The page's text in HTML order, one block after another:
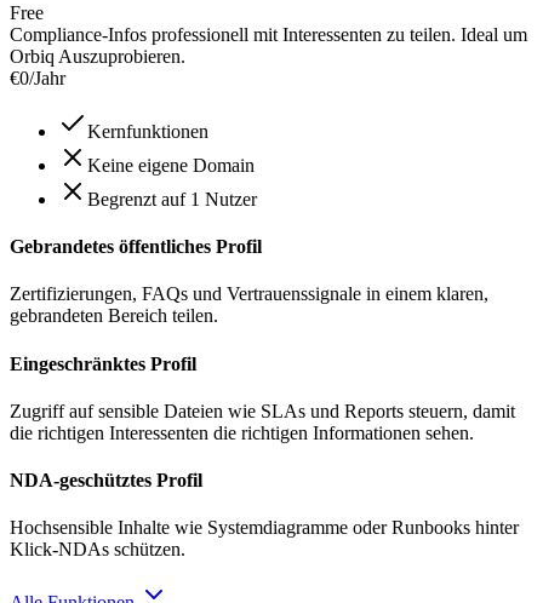
Free
Compliance-Infos professionell mit Interessenten zu teilen. Ideal um
Orbiq Auszuprobieren.
€0/Jahr
Kernfunktionen
Keine eigene Domain
Begrenzt auf 1 Nutzer
Gebrandetes öffentliches Profil
Zertifizierungen, FAQs und Vertrauenssignale in einem klaren,
gebrandeten Bereich teilen.
Eingeschränktes Profil
Zugriff auf sensible Dateien wie SLAs und Reports steuern, damit
die richtigen Interessenten die richtigen Informationen sehen.
NDA-geschütztes Profil
Hochsensible Inhalte wie Systemdiagramme oder Runbooks hinter
Klick-NDAs schützen.